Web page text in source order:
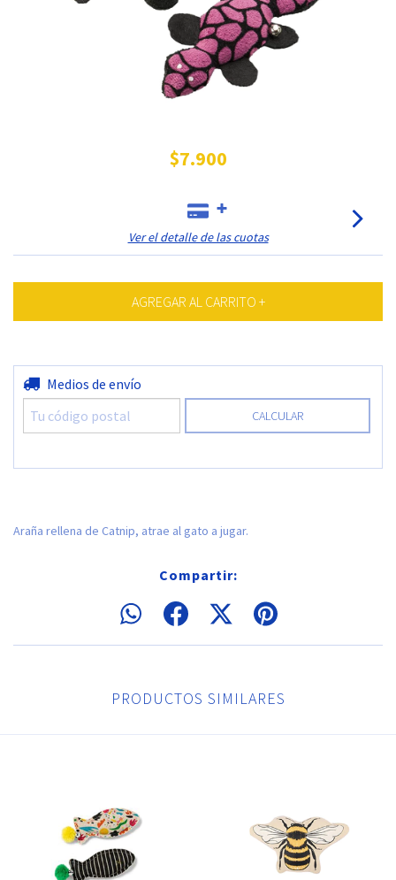
$7.900
Ver el detalle de las cuotas
Entregas para el CP:
Medios de envío
CALCULAR
Araña rellena de Catnip, atrae al gato a jugar.
Compartir:
PRODUCTOS SIMILARES